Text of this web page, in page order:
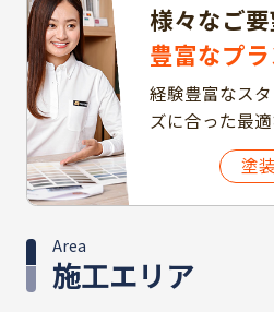
様々なご
豊富なプ
経験豊富なス
ズに合った最
塗
施工エリア
Area